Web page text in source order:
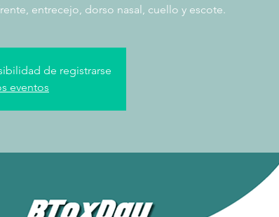
entrecejo, dorso nasal, cuello y escote.
de registrarse
eventos